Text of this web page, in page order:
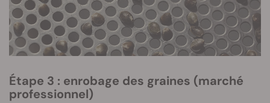
Étape 3 : enrobage des graines (marché
professionnel)